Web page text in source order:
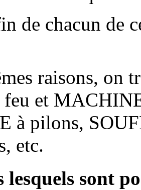
de chacun de
raisons, on
feu et
à pilons,
etc.
lesquels sont